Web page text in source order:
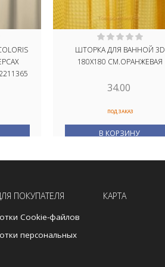
ШТОРКА ДЛЯ ВАННОЙ 3D
180Х180 СМ.ОРАНЖЕВАЯ
34.00
ПОД ЗАКАЗ
В КОРЗИНУ
ПОКУПАТЕЛЯ
Cookie-файлов
персональных
КАРТА